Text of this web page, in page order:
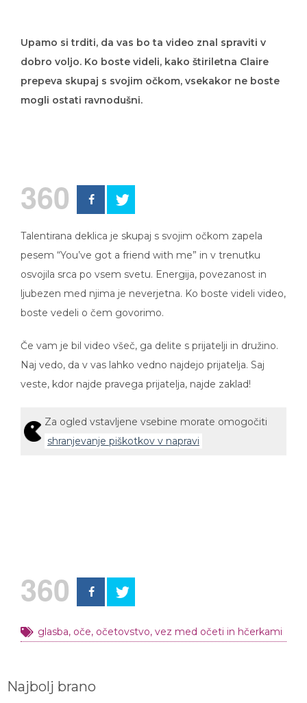
Upamo si trditi, da vas bo ta video znal spraviti v
dobro voljo. Ko boste videli, kako štiriletna Claire
prepeva skupaj s svojim očkom, vsekakor ne boste
mogli ostati ravnodušni.
360
Talentirana deklica je skupaj s svojim očkom zapela
pesem “You’ve got a friend with me” in v trenutku
osvojila srca po vsem svetu. Energija, povezanost in
ljubezen med njima je neverjetna. Ko boste videli video,
boste vedeli o čem govorimo.
Če vam je bil video všeč, ga delite s prijatelji in družino.
Naj vedo, da v vas lahko vedno najdejo prijatelja. Saj
veste, kdor najde pravega prijatelja, najde zaklad!
Za ogled vstavljene vsebine morate omogočiti
shranjevanje piškotkov v napravi
360
glasba, oče, očetovstvo, vez med očeti in hčerkami
Najbolj brano